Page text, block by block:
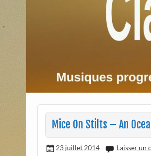
Mice On Stilts – An
23 juillet 2014 Laisser un